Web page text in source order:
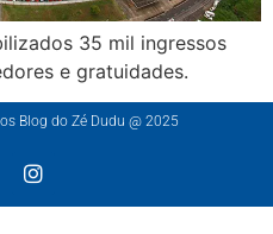
35 mil ingressos
e gratuidades.
Blog do Zé Dudu @ 2025